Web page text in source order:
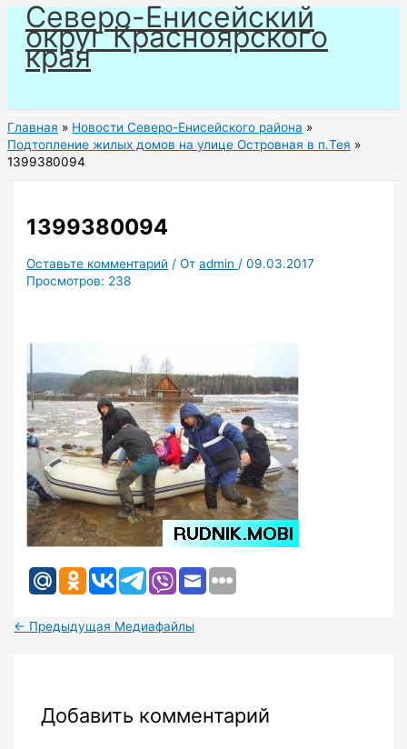
Перейти
содержимому
Северо-Енисейский
округ Красноярского
края
Главная
Новости Северо-Енисейского района
Подтопление жилых домов на улице Островная в п.Тея
1399380094
1399380094
Оставьте комментарий / Отadmin /09.03.2017
Просмотров: 238
← Предыдущая Медиафайлы
Добавить комментарий